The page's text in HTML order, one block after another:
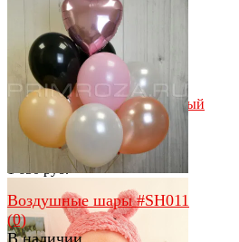
Мишка с бантиком коричневый
(50 см)
(0)
В наличии
избранное сравнить
Воздушные шары #SH011
(0)
В наличии